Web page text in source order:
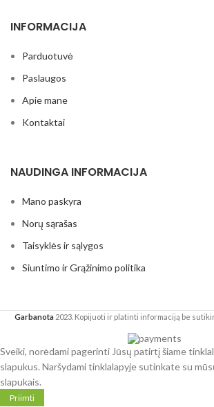
INFORMACIJA
Parduotuvė
Paslaugos
Apie mane
Kontaktai
NAUDINGA INFORMACIJA
Mano paskyra
Norų sąrašas
Taisyklės ir sąlygos
Siuntimo ir Grąžinimo politika
Garbanota 2023. Kopijuoti ir platinti informaciją be
Sveiki, norėdami pagerinti Jūsų patirtį šiame
slapukus. Naršydami tinklalapyje sutinkate su
slapukais.
Priimti